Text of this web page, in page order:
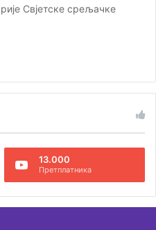
Свјетске срељачке
13.000
Претплатника